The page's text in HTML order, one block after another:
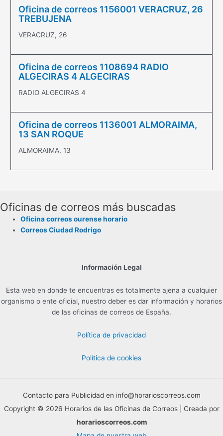
Oficina de correos 1156001 VERACRUZ, 26
TREBUJENA
VERACRUZ, 26
Oficina de correos 1108694 RADIO
ALGECIRAS 4 ALGECIRAS
RADIO ALGECIRAS 4
Oficina de correos 1136001 ALMORAIMA,
13 SAN ROQUE
ALMORAIMA, 13
Oficinas de correos más buscadas
Oficina correos ourense horario
Correos Ciudad Rodrigo
Información Legal
Esta web en donde te encuentras es totalmente ajena a cualquier
organismo o ente oficial, nuestro deber es dar información y horarios
de las oficinas de correos de España.
Política de privacidad
Política de cookies
Contacto para Publicidad en info@horarioscorreos.com
Copyright © 2026 Horarios de las Oficinas de Correos | Creada por
horarioscorreos.com